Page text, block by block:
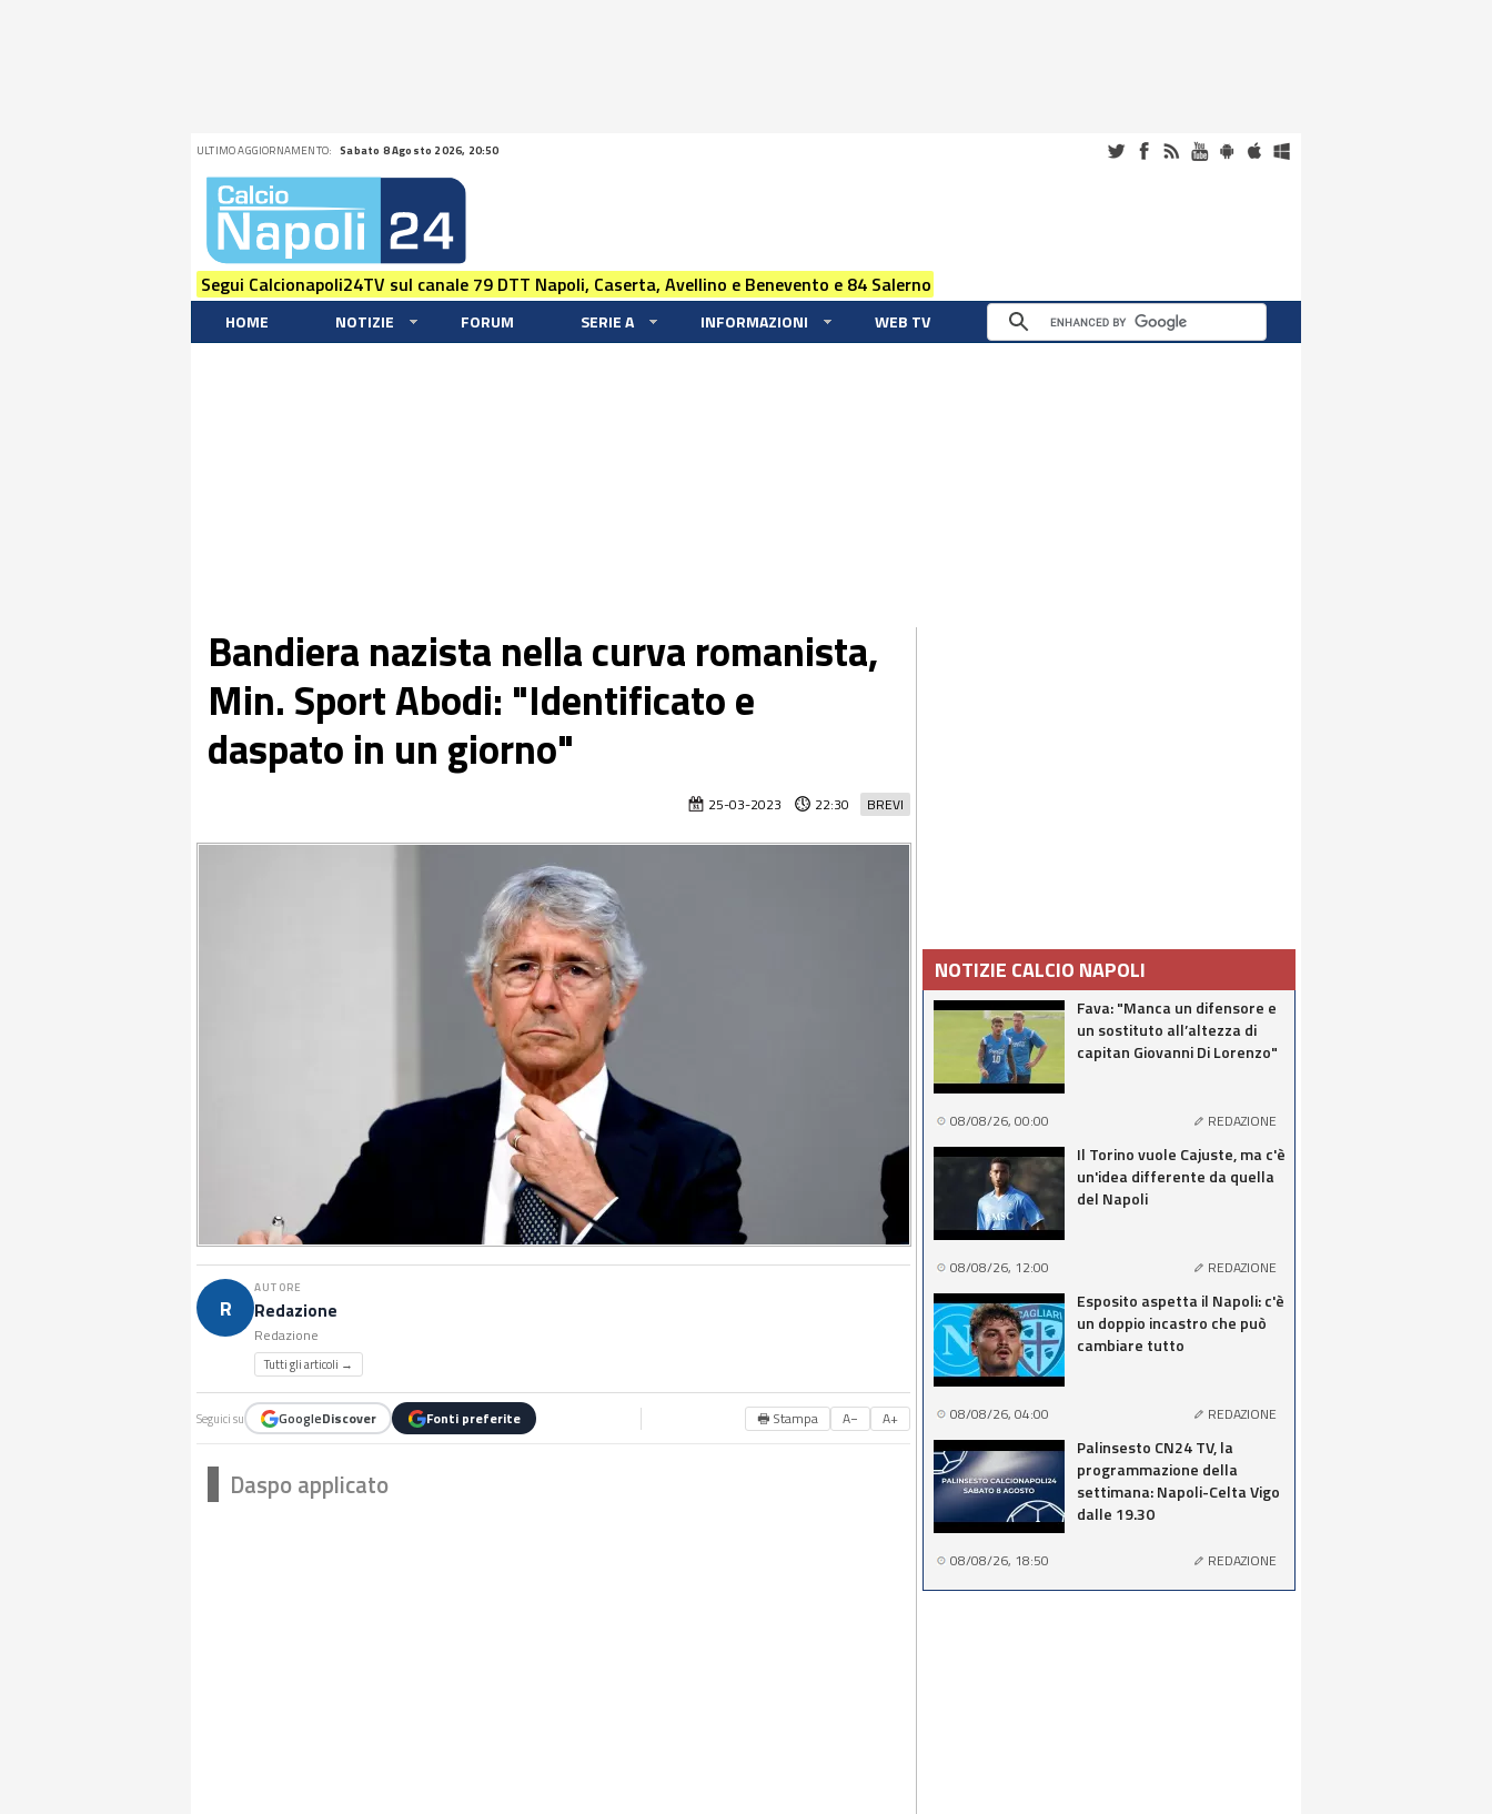
ULTIMO AGGIORNAMENTO: Sabato 8 Agosto 2026, 20:50
Segui Calcionapoli24TV sul canale 79 DTT Napoli, Caserta, Avellino e Benevento e 84 Salerno
HOME NOTIZIE FORUM SERIE A INFORMAZIONI WEB TV
Bandiera nazista nella curva romanista,
Min. Sport Abodi: "Identificato e
daspato in un giorno"
BREVI
25-03-2023 22:30
R
AUTORE
Redazione
Redazione
Tutti gli articoli →
Seguici su GoogleDiscover Fonti preferite 🖶 Stampa A− A+
Daspo applicato
NOTIZIE CALCIO NAPOLI
Fava: "Manca un difensore e
un sostituto all’altezza di
capitan Giovanni Di Lorenzo"
08/08/26, 00:00 REDAZIONE
Il Torino vuole Cajuste, ma c'è
un'idea differente da quella
del Napoli
08/08/26, 12:00 REDAZIONE
Esposito aspetta il Napoli: c'è
un doppio incastro che può
cambiare tutto
08/08/26, 04:00 REDAZIONE
Palinsesto CN24 TV, la
programmazione della
settimana: Napoli-Celta Vigo
dalle 19.30
08/08/26, 18:50 REDAZIONE